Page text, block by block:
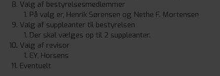
Valg af bestyrelsesmedlemmer
På valg er, Henrik Sørensen og Nethe F. Mortensen
Valg af suppleanter til bestyrelsen
Der skal vælges op til 2 suppleanter.
Valg af revisor
EY, Horsens
Eventuelt